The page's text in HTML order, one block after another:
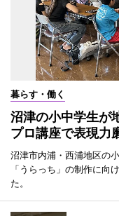
暮らす・働く
沼津の小中学生が
プロ講座で表現力
沼津市内浦・西浦地区の
「うらっち」の制作に向
た。